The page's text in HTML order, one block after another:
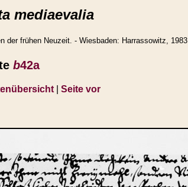
mediaevalia
der frühen Neuzeit. - Wiesbaden: Harrassowitz, 1983
b42a
| Seite vor